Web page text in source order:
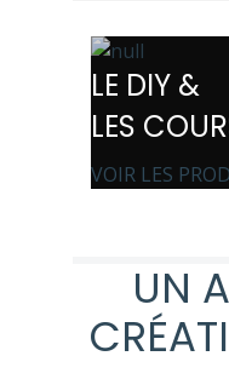
LE DIY &
LES
VOIR LES
UN